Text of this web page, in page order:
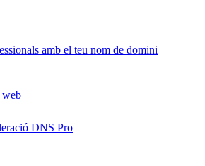
amb el teu nom de domini
web
DNS Pro